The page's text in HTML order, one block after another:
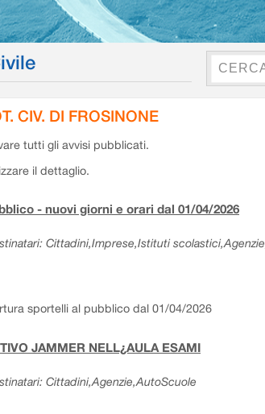
CIV. DI FROSINONE
tutti gli avvisi pubblicati.
il dettaglio.
- nuovi giorni e orari dal 01/04/2026
Cittadini,Imprese,Istituti
sportelli al pubblico dal 01/04/2026
JAMMER NELL¿AULA ESAMI
Cittadini,Agenzie,AutoScuole